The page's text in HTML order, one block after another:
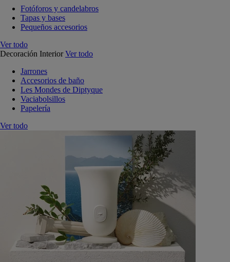
Fotóforos y candelabros
Tapas y bases
Pequeños accesorios
Ver todo
Decoración Interior Ver todo
Jarrones
Accesorios de baño
Les Mondes de Diptyque
Vaciabolsillos
Papelería
Ver todo